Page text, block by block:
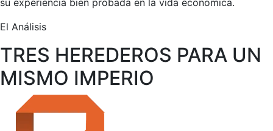
su experiencia bien probada en la vida económica.
El Análisis
TRES HEREDEROS PARA UN
MISMO IMPERIO